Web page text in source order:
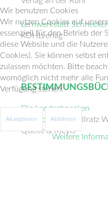
Lernwerkstatt
KOHLverlag
Die Landschnecken
Deutschlands, Vollratz
Quelle & Meyer
Wir benutzen Cookies
Wir nutzen Cookies auf
essenziell für den Betrieb der
diese Website und die
Cookies). Sie können selbst
zulassen möchten. Bitte
womöglich nicht mehr alle
Verfügung stehen.
Akzeptieren Ablehnen
Weitere